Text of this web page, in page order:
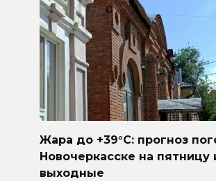
Жара до +39°C: прогноз
Новочеркасске на пятницу
выходные